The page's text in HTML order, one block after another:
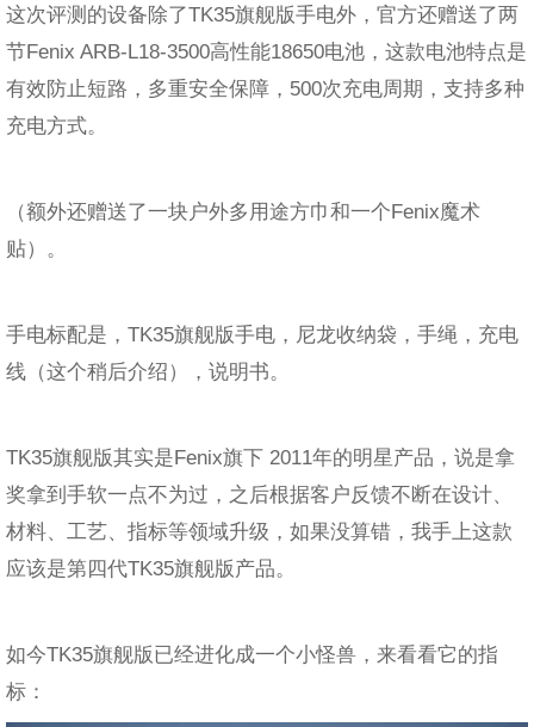
这次评测的设备除了TK35旗舰版手电外，官方还赠送了两
节Fenix ARB-L18-3500高性能18650电池，这款电池特点是
有效防止短路，多重安全保障，500次充电周期，支持多种
充电方式。
（额外还赠送了一块户外多用途方巾和一个Fenix魔术
贴）。
手电标配是，TK35旗舰版手电，尼龙收纳袋，手绳，充电
线（这个稍后介绍），说明书。
TK35旗舰版其实是Fenix旗下 2011年的明星产品，说是拿
奖拿到手软一点不为过，之后根据客户反馈不断在设计、
材料、工艺、指标等领域升级，如果没算错，我手上这款
应该是第四代TK35旗舰版产品。
如今TK35旗舰版已经进化成一个小怪兽，来看看它的指
标：